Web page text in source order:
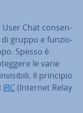
Chat con­sen­
di gruppo e fun­zio­
Spesso è
le varie
Il principio
IRC(Internet Relay